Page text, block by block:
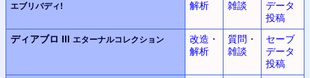
エブリバディ!
解析
雑談
データ
投稿
ディアブロ III エターナルコレクション
改造・
解析
質問・
雑談
セーブ
データ
投稿